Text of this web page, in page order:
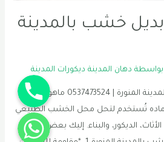
خشب بالمدينة
دهان المدينة ديكورات المدينة
معلم تركيب بديل خشب بالمدينة المنورة | 0537473524 ماهو بديل
تُستخدم لتحل محل الخشب الطبيعي
الديكور، والبناء. إليك بعض
Phone
WhatsApp